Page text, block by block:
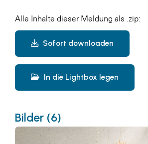
Alle Inhalte dieser Meldung als .zip:
Sofort downloaden
In die Lightbox legen
Bilder (6)